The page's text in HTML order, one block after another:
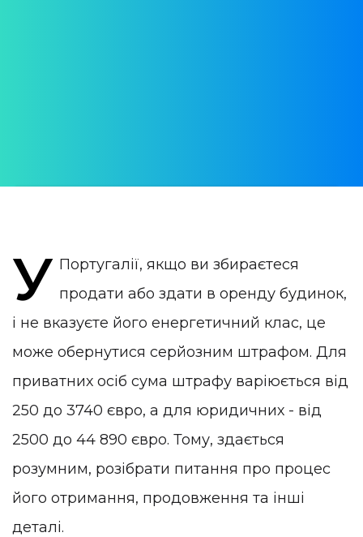
29 March 2025
У Португалії, якщо ви збираєтеся
продати або здати в оренду будинок,
і не вказуєте його енергетичний клас, це
може обернутися серйозним штрафом. Для
приватних осіб сума штрафу варіюється від
250 до 3740 євро, а для юридичних - від
2500 до 44 890 євро. Тому, здається
розумним, розібрати питання про процес
його отримання, продовження та інші
деталі.